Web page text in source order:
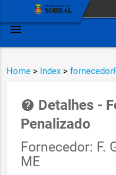
menu
Home > index >
help Detalhes -
Penalizado
Fornecedor: F.
ME